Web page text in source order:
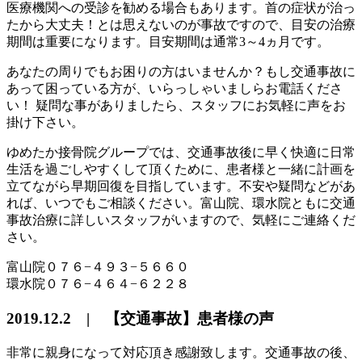
医療機関への受診を勧める場合もあります。首の症状が治っ
たから大丈夫！とは思えないのが事故ですので、目安の治療
期間は重要になります。目安期間は通常3～4ヵ月です。
あなたの周りでもお困りの方はいませんか？もし交通事故に
あって困っている方が、いらっしゃいましらお電話くださ
い！ 疑問な事がありましたら、スタッフにお気軽に声をお
掛け下さい。
ゆめたか接骨院グループでは、交通事故後に早く快適に日常
生活を過ごしやすくして頂くために、患者様と一緒に計画を
立てながら早期回復を目指しています。不安や疑問などがあ
れば、いつでもご相談ください。富山院、環水院ともに交通
事故治療に詳しいスタッフがいますので、気軽にご連絡くだ
さい。
富山院０７６−４９３−５６６０
環水院０７６−４６４−６２２８
2019.12.2 | 【交通事故】患者様の声
非常に親身になって対応頂き感謝致します。交通事故の後、